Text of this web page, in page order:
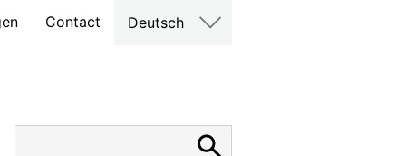
Contact Deutsch